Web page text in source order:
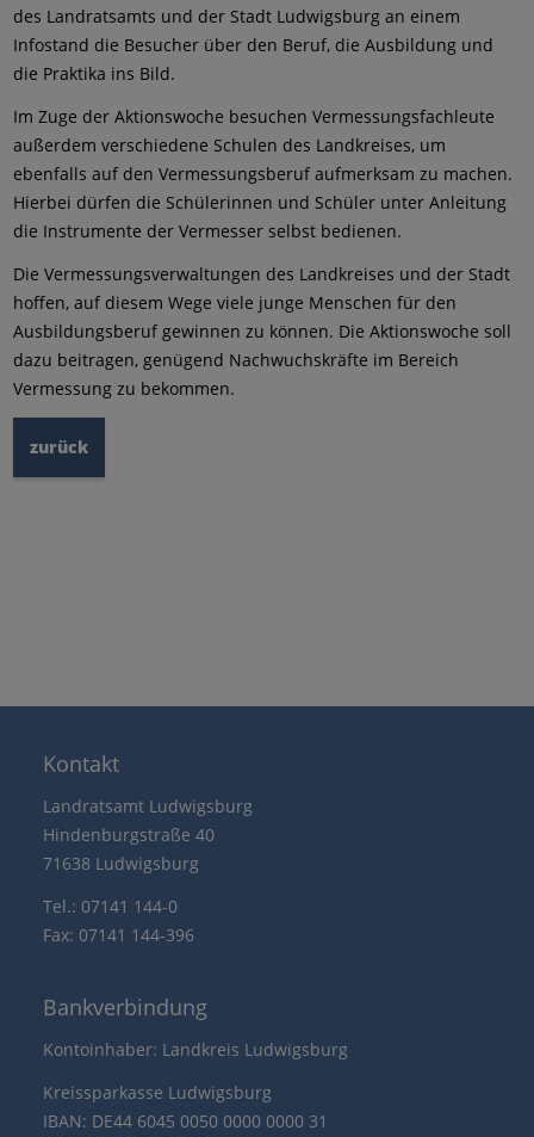
des Landratsamts und der Stadt Ludwigsburg an einem
Infostand die Besucher über den Beruf, die Ausbildung und
die Praktika ins Bild.
Im Zuge der Aktionswoche besuchen Vermessungsfachleute
außerdem verschiedene Schulen des Landkreises, um
ebenfalls auf den Vermessungsberuf aufmerksam zu machen.
Hierbei dürfen die Schülerinnen und Schüler unter Anleitung
die Instrumente der Vermesser selbst bedienen.
Die Vermessungsverwaltungen des Landkreises und der Stadt
hoffen, auf diesem Wege viele junge Menschen für den
Ausbildungsberuf gewinnen zu können. Die Aktionswoche soll
dazu beitragen, genügend Nachwuchskräfte im Bereich
Vermessung zu bekommen.
zurück
Kontakt
Landratsamt Ludwigsburg
Hindenburgstraße 40
71638 Ludwigsburg
Tel.: 07141 144-0
Fax: 07141 144-396
Bankverbindung
Kontoinhaber: Landkreis Ludwigsburg
Kreissparkasse Ludwigsburg
IBAN: DE44 6045 0050 0000 0000 31